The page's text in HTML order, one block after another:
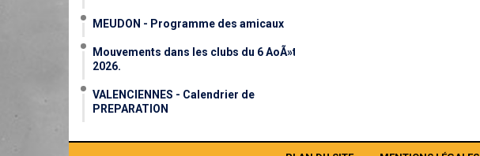
MEUDON - Programme des amicaux
Mouvements dans les clubs du 6 AoÃ»t
2026.
VALENCIENNES - Calendrier de
PREPARATION